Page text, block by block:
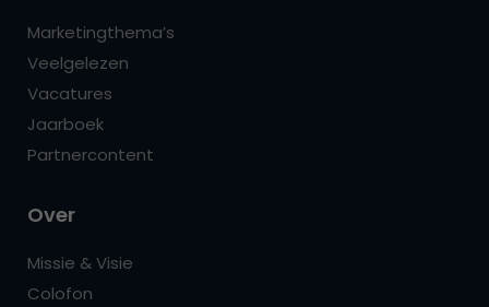
Marketingthema’s
Veelgelezen
Vacatures
Jaarboek
Partnercontent
Over
Missie & Visie
Colofon